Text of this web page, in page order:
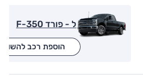
ל - פורד F-350
הוספת רכב להשוואה